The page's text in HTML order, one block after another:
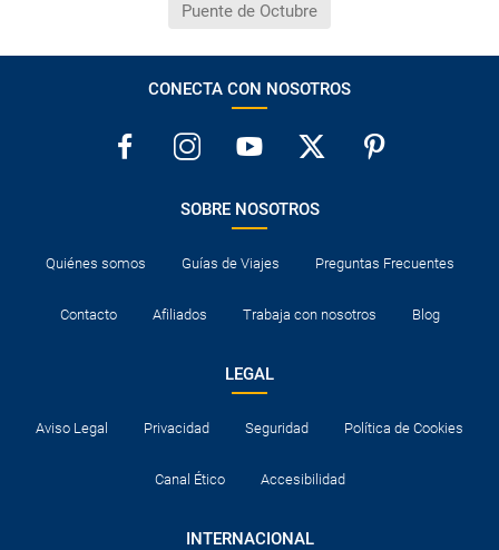
Puente de Octubre
CONECTA CON NOSOTROS
SOBRE NOSOTROS
Quiénes somos Guías de Viajes Preguntas Frecuentes
Contacto Afiliados Trabaja con nosotros Blog
LEGAL
Aviso Legal Privacidad Seguridad Política de Cookies
Canal Ético Accesibilidad
INTERNACIONAL